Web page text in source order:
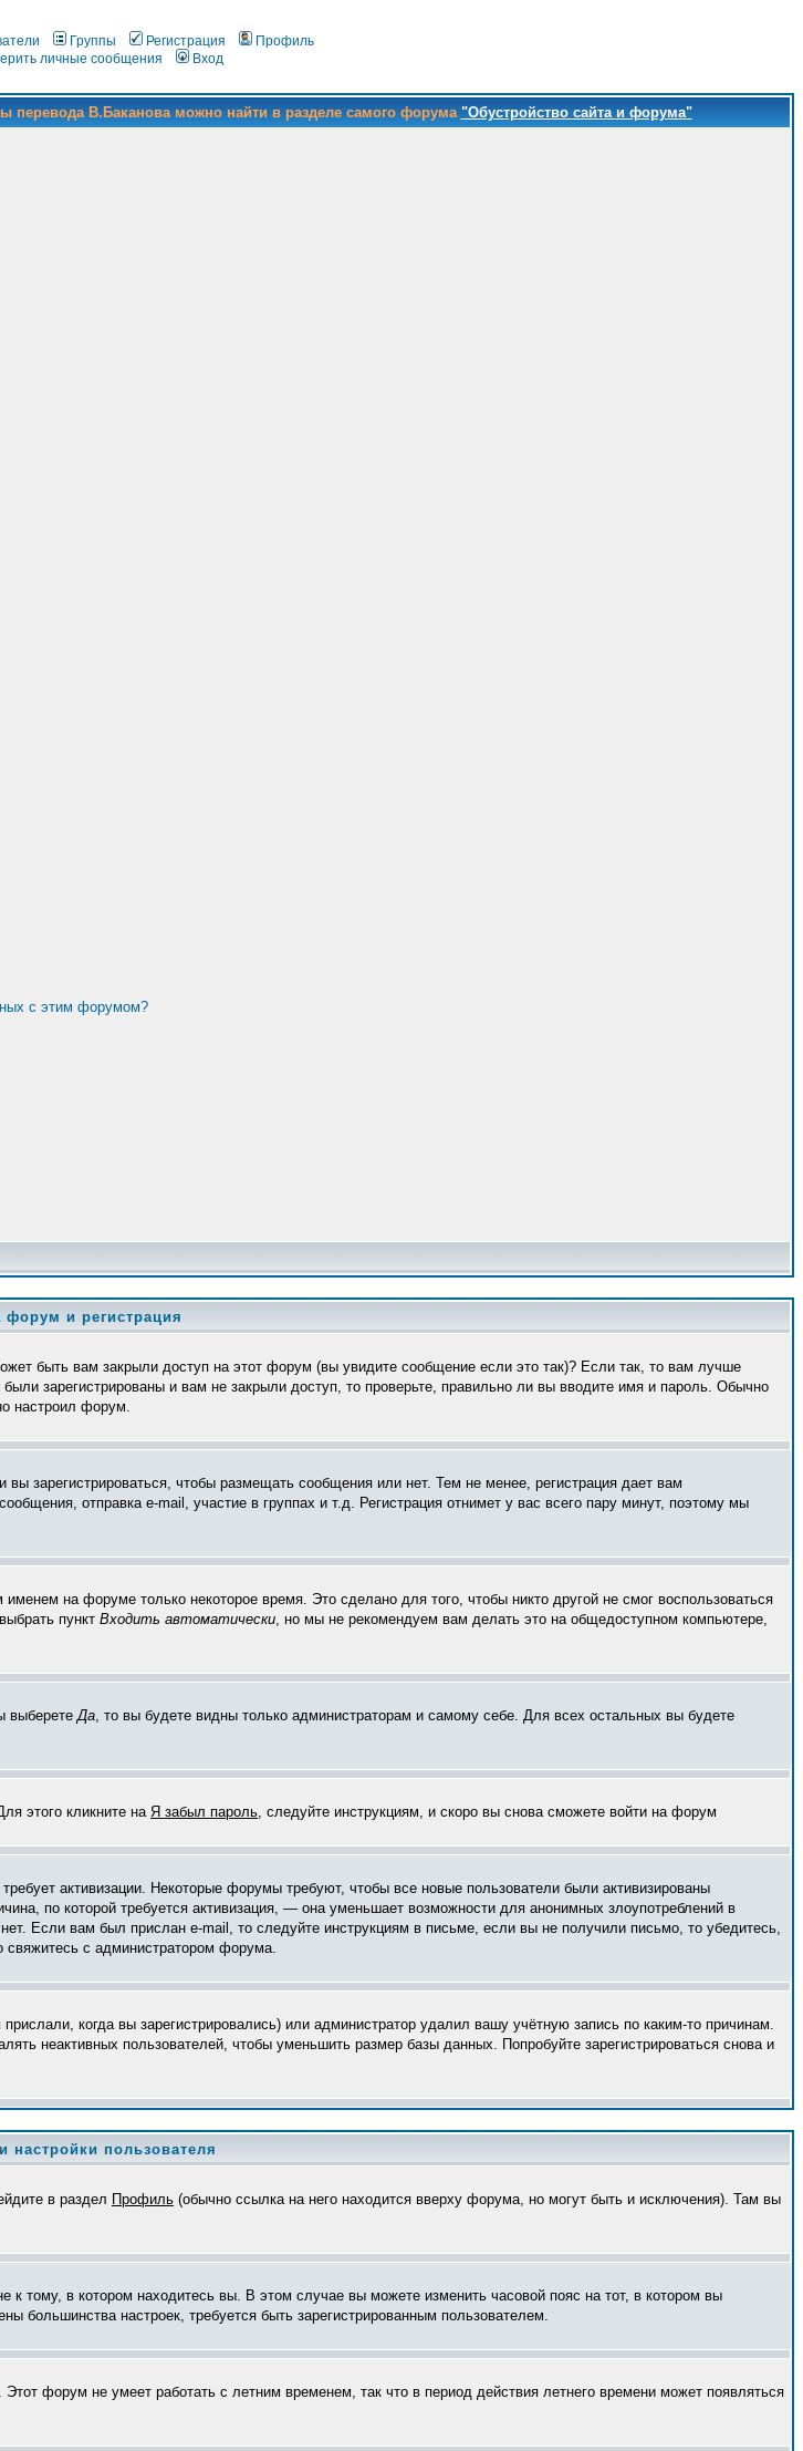
Группы Регистрация
Профиль
личные сообщения
Вход
В.Баканова можно найти в разделе самого форума "Обустройство сайта и форума"
с этим форумом?
форум и регистрация
быть вам закрыли доступ на этот форум (вы увидите сообщение если это так)? Если так, то вам лучше
зарегистрированы и вам не закрыли доступ, то проверьте, правильно ли вы вводите имя и пароль. Обычно
настроил форум.
зарегистрироваться, чтобы размещать сообщения или нет. Тем не менее, регистрация дает вам
отправка e-mail, участие в группах и т.д. Регистрация отнимет у вас всего пару минут, поэтому мы
на форуме только некоторое время. Это сделано для того, чтобы никто другой не смог воспользоваться
пункт Входить автоматически, но мы не рекомендуем вам делать это на общедоступном компьютере,
выберетеДа, то вы будете видны только администраторам и самому себе. Для всех остальных вы будете
этого кликните на Я забыл пароль, следуйте инструкциям, и скоро вы снова сможете войти на форум
активизации. Некоторые форумы требуют, чтобы все новые пользователи были активизированы
по которой требуется активизация, — она уменьшает возможности для анонимных злоупотреблений в
Если вам был прислан e-mail, то следуйте инструкциям в письме, если вы не получили письмо, то убедитесь,
с администратором форума.
когда вы зарегистрировались) или администратор удалил вашу учётную запись по каким-то причинам.
неактивных пользователей, чтобы уменьшить размер базы данных. Попробуйте зарегистрироваться снова и
настройки пользователя
в раздел Профиль (обычно ссылка на него находится вверху форума, но могут быть и исключения). Там вы
тому, в котором находитесь вы. В этом случае вы можете изменить часовой пояс на тот, в котором вы
большинства настроек, требуется быть зарегистрированным пользователем.
форум не умеет работать с летним временем, так что в период действия летнего времени может появляться